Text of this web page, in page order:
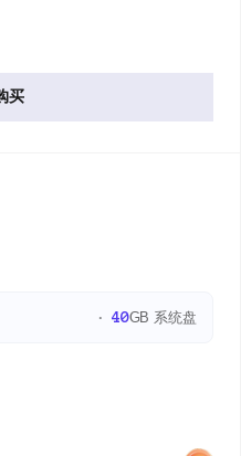
买
40GB 系统盘